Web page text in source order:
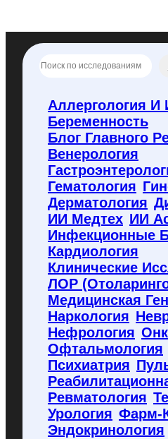
П
о
Аллергология И
Беременность
Блог Главного
Венерология
Гематология
Дерматология
ИИ Медтех ИИ
Инфекционные
Кардиология
Клинические
ЛОР
Медицинская
Наркология
Нефрология
Офтальмология
Психиатрия
Ревматология
Урология Фарм-
Эндокринология